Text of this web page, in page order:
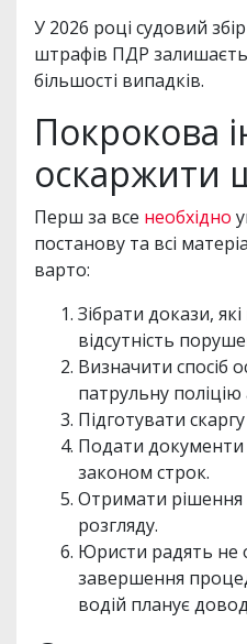
У 2026 році судовий
штрафів ПДР
більшості випадків.
Покрокова
оскаржити
Перш за все необхідно
постанову та всі
варто:
Зібрати докази,
відсутність
Визначити спосіб
патрульну поліцію
Підготувати
Подати документи
законом строк.
Отримати рішення
розгляду.
Юристи радять не
завершення
водій планує